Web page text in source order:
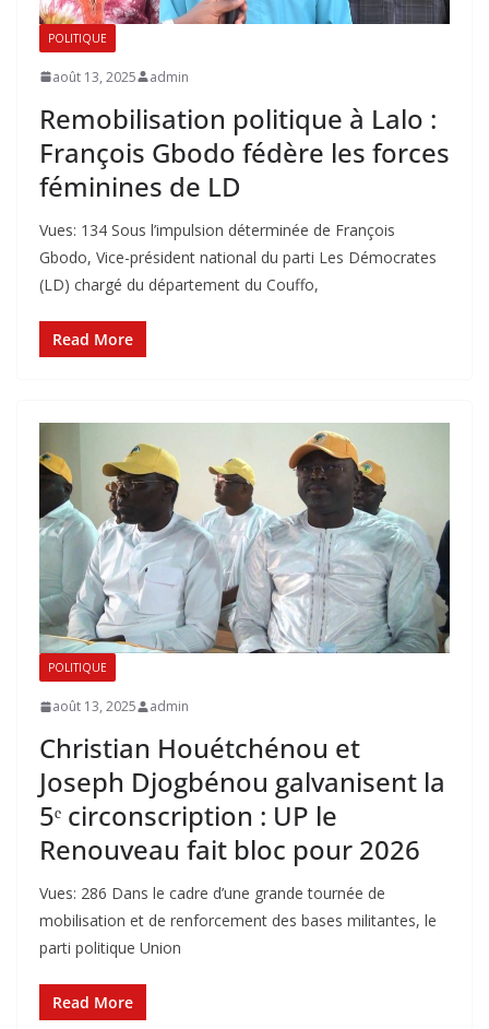
POLITIQUE
août 13, 2025 admin
Remobilisation politique à Lalo :
François Gbodo fédère les forces
féminines de LD
Vues: 134 Sous l’impulsion déterminée de François
Gbodo, Vice-président national du parti Les Démocrates
(LD) chargé du département du Couffo,
Read More
POLITIQUE
août 13, 2025 admin
Christian Houétchénou et
Joseph Djogbénou galvanisent la
5ᵉ circonscription : UP le
Renouveau fait bloc pour 2026
Vues: 286 Dans le cadre d’une grande tournée de
mobilisation et de renforcement des bases militantes, le
parti politique Union
Read More